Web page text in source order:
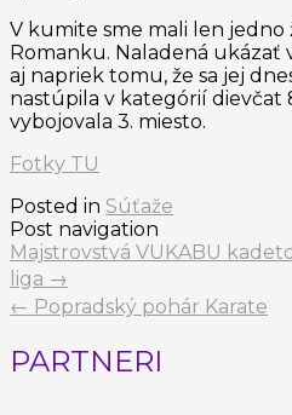
V kumite sme mali len jedno
Romanku. Naladená ukázať
aj napriek tomu, že sa jej
nastúpila v kategórií dievčat
vybojovala 3. miesto.
Fotky TU
Posted in Súťaže
Post navigation
Majstrovstvá VUKABU
liga →
← Popradský pohár Karate
PARTNERI